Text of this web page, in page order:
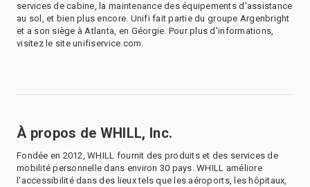
services de cabine, la maintenance des équipements d'assistance
au sol, et bien plus encore. Unifi fait partie du groupe Argenbright
et a son siège à Atlanta, en Géorgie. Pour plus d'informations,
visitez le site unifiservice.com.
À propos de WHILL, Inc.
Fondée en 2012, WHILL fournit des produits et des services de
mobilité personnelle dans environ 30 pays. WHILL améliore
l'accessibilité dans des lieux tels que les aéroports, les hôpitaux,